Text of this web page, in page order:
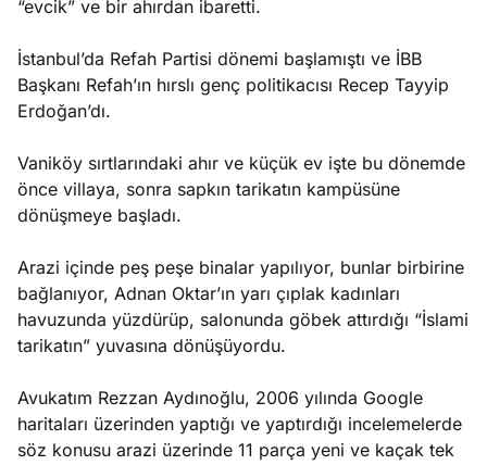
“evcik” ve bir ahırdan ibaretti.
İstanbul’da Refah Partisi dönemi başlamıştı ve İBB
Başkanı Refah’ın hırslı genç politikacısı Recep Tayyip
Erdoğan’dı.
Vaniköy sırtlarındaki ahır ve küçük ev işte bu dönemde
önce villaya, sonra sapkın tarikatın kampüsüne
dönüşmeye başladı.
Arazi içinde peş peşe binalar yapılıyor, bunlar birbirine
bağlanıyor, Adnan Oktar’ın yarı çıplak kadınları
havuzunda yüzdürüp, salonunda göbek attırdığı “İslami
tarikatın” yuvasına dönüşüyordu.
Avukatım Rezzan Aydınoğlu, 2006 yılında Google
haritaları üzerinden yaptığı ve yaptırdığı incelemelerde
söz konusu arazi üzerinde 11 parça yeni ve kaçak tek